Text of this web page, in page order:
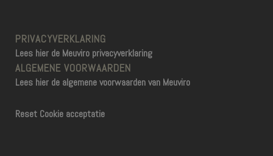
PRIVACYVERKLARING
Lees hier de Meuviro privacyverklaring
ALGEMENE VOORWAARDEN
Lees hier de algemene voorwaarden van Meuviro
Reset Cookie acceptatie